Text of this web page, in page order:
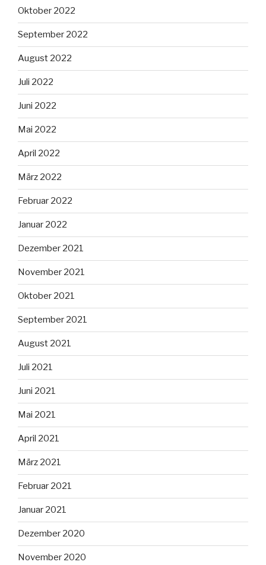
Oktober 2022
September 2022
August 2022
Juli 2022
Juni 2022
Mai 2022
April 2022
März 2022
Februar 2022
Januar 2022
Dezember 2021
November 2021
Oktober 2021
September 2021
August 2021
Juli 2021
Juni 2021
Mai 2021
April 2021
März 2021
Februar 2021
Januar 2021
Dezember 2020
November 2020